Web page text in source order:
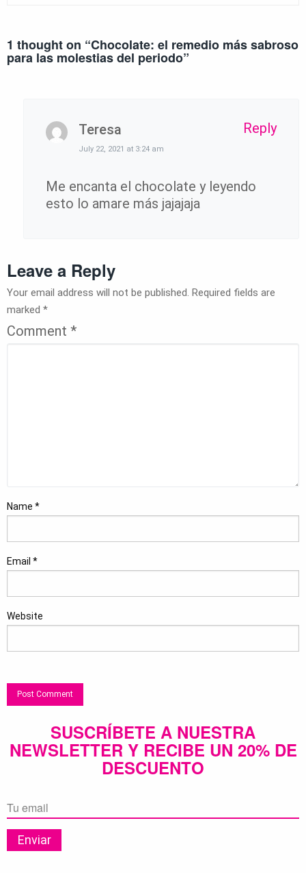
1 thought on “Chocolate: el remedio más sabroso
para las molestias del periodo”
Teresa
July 22, 2021 at 3:24 am
Me encanta el chocolate y leyendo
esto lo amare más jajajaja
Reply
Leave a Reply
Your email address will not be published. Required fields are
marked *
Comment *
Name *
Email *
Website
SUSCRÍBETE A NUESTRA
NEWSLETTER Y RECIBE UN 20% DE
DESCUENTO